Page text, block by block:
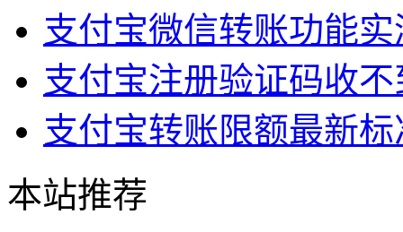
支付宝微信转账功能
支付宝注册验证码收
支付宝转账限额最新
本站推荐